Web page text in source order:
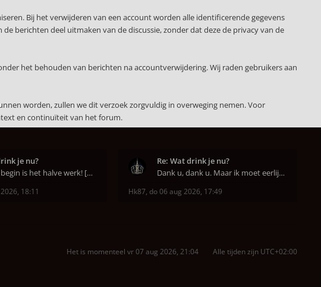
Bij het verwijderen van een account worden alle identificerende gegevens
berichten deel uitmaken van de discussie, zonder dat deze de privacy van de
het behouden van berichten na accountverwijdering. Wij raden gebruikers aan
worden, zullen we dit verzoek zorgvuldig in overweging nemen. Voor
en continuïteit van het forum.
je nu?
Een goed begin is het halve werk! [emoji6]
18:11
Re: Wat drink je nu?
Dank u, dank u. Maar ik moet eerlijk bekennen da
Hk87, do 06 aug 2026, 17:49
Alle tijden zijn UTC+02:00
Het is momenteel vr 07 aug 2026, 21:04